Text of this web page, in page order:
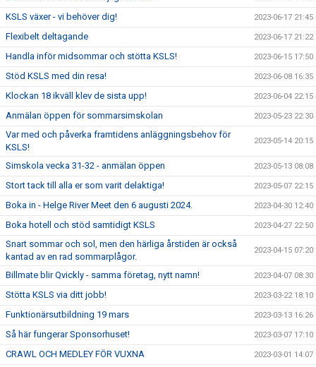
KSLS växer - vi behöver dig! 2023-06-17 21:45
Flexibelt deltagande 2023-06-17 21:22
Handla inför midsommar och stötta KSLS! 2023-06-15 17:50
Stöd KSLS med din resa! 2023-06-08 16:35
Klockan 18 ikväll klev de sista upp! 2023-06-04 22:15
Anmälan öppen för sommarsimskolan 2023-05-23 22:30
Var med och påverka framtidens anläggningsbehov för
KSLS!
2023-05-14 20:15
Simskola vecka 31-32 - anmälan öppen 2023-05-13 08:08
Stort tack till alla er som varit delaktiga! 2023-05-07 22:15
Boka in - Helge River Meet den 6 augusti 2024. 2023-04-30 12:40
Boka hotell och stöd samtidigt KSLS 2023-04-27 22:50
Snart sommar och sol, men den härliga årstiden är också
kantad av en rad sommarplågor.
2023-04-15 07:20
Billmate blir Qvickly - samma företag, nytt namn! 2023-04-07 08:30
Stötta KSLS via ditt jobb! 2023-03-22 18:10
Funktionärsutbildning 19 mars 2023-03-13 16:26
Så här fungerar Sponsorhuset! 2023-03-07 17:10
CRAWL OCH MEDLEY FÖR VUXNA 2023-03-01 14:07